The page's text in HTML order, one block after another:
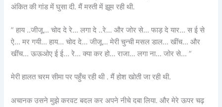
अंकित की गांड में घुसा दी. मैं मस्ती में झूम रही थी.
” हाय ..जीजू… चोद दे रे… लगा दे ..रे… और जोर से… फाड़ दे यार… स ई से
ऐ… मर गयी… हाय… चोद दे… जीजू… मेरी चुन्ची मसल डाल… खींच… और
खींच… ऊऊओए ई ई… रे… क्या कर हो… राजा… लगा ना… जोर से… ”
मेरी हालत चरम सीमा पर पहुँच रही थी . मैं होश खोती जा रही थी.
अचानक उसने मुझे करवट बदल कर अपने नीचे दबा लिया. और मेरे ऊपर चढ़